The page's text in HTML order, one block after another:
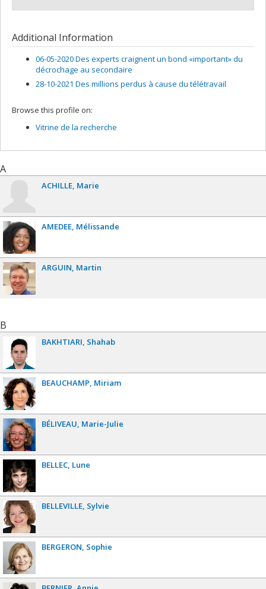
Additional Information
06-05-2020 Des experts craignent un bond «important» du
décrochage au secondaire
28-10-2021 Des millions perdus à cause du télétravail
Browse this profile on:
Vitrine de la recherche
A
ACHILLE Marie
AMEDEE Mélissande
ARGUIN Martin
B
BAKHTIARI Shahab
BEAUCHAMP Miriam
BÉLIVEAU Marie-Julie
BELLEC Lune
BELLEVILLE Sylvie
BERGERON Sophie